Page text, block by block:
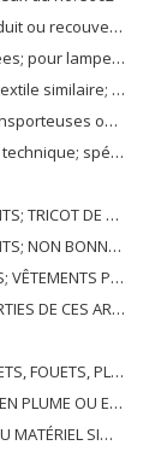
toile de fond d'atelier ou similaire
tubulaires tricotées pour leur gaz, même imprégnés
accessoires d'autres matériaux
plastique, ou renforcées de métal ou d'autres matières
7 du présent chapitre
DE BONNETERIE
BONNETERIE
TEXTILES USÉS; RAGS
CES ARTICLES
ET LEURS PARTIES
DE CHEVEUX HUMAINS
DE CELUI-CI